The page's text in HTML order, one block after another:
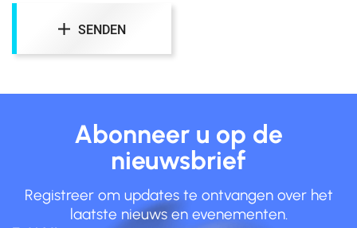
SENDEN
Abonneer u op de
nieuwsbrief
Registreer om updates te ontvangen over het
laatste nieuws en evenementen.